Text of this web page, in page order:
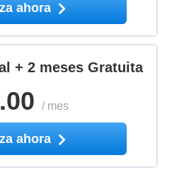
ahora
+ 2 meses Gratuita
/ mes
ahora